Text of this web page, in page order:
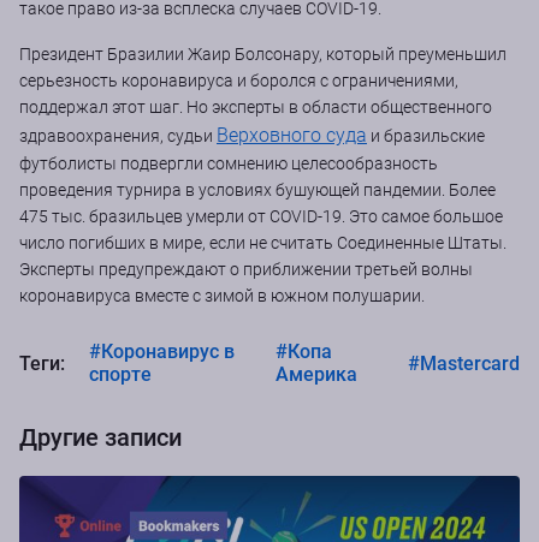
такое право из-за всплеска случаев COVID-19.
Президент Бразилии Жаир Болсонару, который преуменьшил
серьезность коронавируса и боролся с ограничениями,
поддержал этот шаг. Но эксперты в области общественного
здравоохранения, судьи Верховного суда и бразильские
футболисты подвергли сомнению целесообразность
проведения турнира в условиях бушующей пандемии. Более
475 тыс. бразильцев умерли от COVID-19. Это самое большое
число погибших в мире, если не считать Соединенные Штаты.
Эксперты предупреждают о приближении третьей волны
коронавируса вместе с зимой в южном полушарии.
Теги:
#Коронавирус в
спорте
#Копа
Америка
#Mastercard
Другие записи